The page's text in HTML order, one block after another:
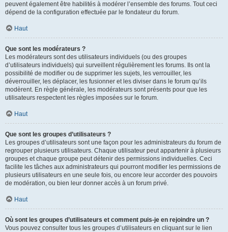
peuvent également être habilités à modérer l’ensemble des forums. Tout ceci
dépend de la configuration effectuée par le fondateur du forum.
Haut
Que sont les modérateurs ?
Les modérateurs sont des utilisateurs individuels (ou des groupes
d’utilisateurs individuels) qui surveillent régulièrement les forums. Ils ont la
possibilité de modifier ou de supprimer les sujets, les verrouiller, les
déverrouiller, les déplacer, les fusionner et les diviser dans le forum qu’ils
modèrent. En règle générale, les modérateurs sont présents pour que les
utilisateurs respectent les règles imposées sur le forum.
Haut
Que sont les groupes d’utilisateurs ?
Les groupes d’utilisateurs sont une façon pour les administrateurs du forum de
regrouper plusieurs utilisateurs. Chaque utilisateur peut appartenir à plusieurs
groupes et chaque groupe peut détenir des permissions individuelles. Ceci
facilite les tâches aux administrateurs qui pourront modifier les permissions de
plusieurs utilisateurs en une seule fois, ou encore leur accorder des pouvoirs
de modération, ou bien leur donner accès à un forum privé.
Haut
Où sont les groupes d’utilisateurs et comment puis-je en rejoindre un ?
Vous pouvez consulter tous les groupes d’utilisateurs en cliquant sur le lien